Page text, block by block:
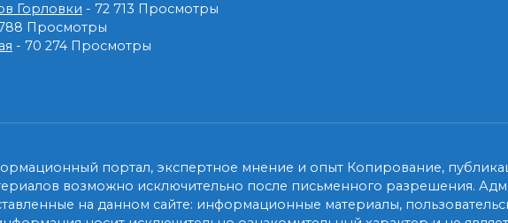
Горловки - 72 713 Просмотры
Просмотры
- 70 274 Просмотры
портал, экспертное мнение и опыт Копирование,
возможно исключительно после письменного разрешения.
на данном сайте: информационные материалы,